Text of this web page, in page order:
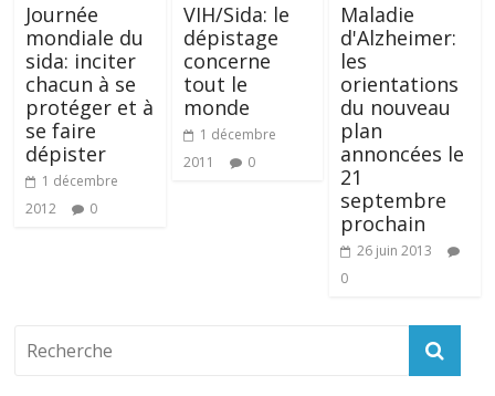
Journée
mondiale du
sida: inciter
chacun à se
protéger et à
se faire
dépister
1 décembre
2012
0
VIH/Sida: le
dépistage
concerne
tout le
monde
1 décembre
2011
0
Maladie
d'Alzheimer:
les
orientations
du nouveau
plan
annoncées le
21
septembre
prochain
26 juin 2013
0